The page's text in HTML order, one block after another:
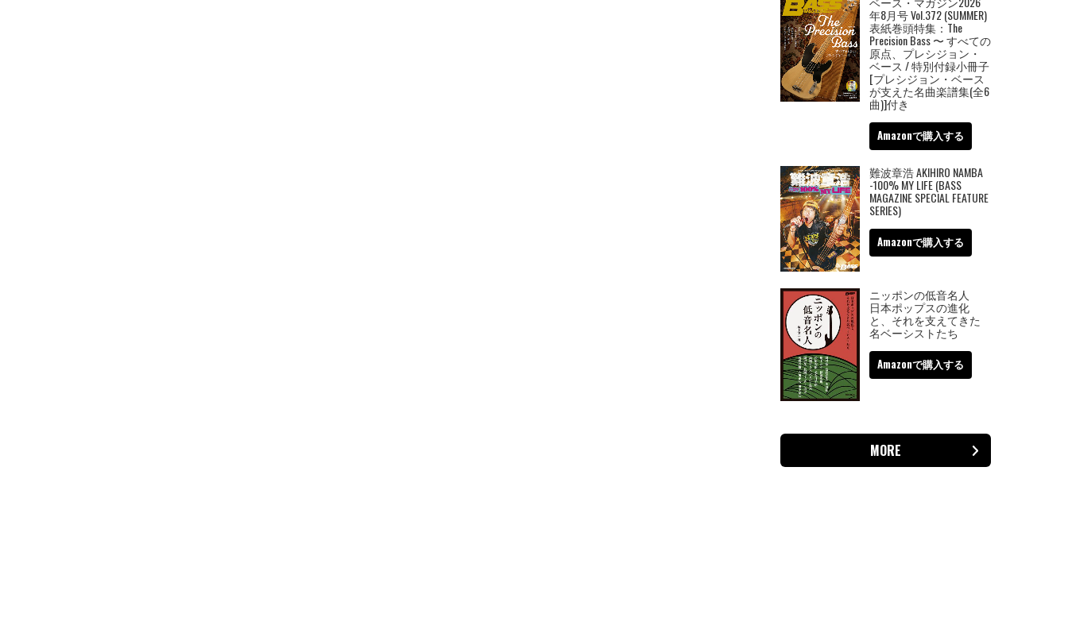
年8月号 Vol.372 (SUMMER)
表紙巻頭特集：The
Precision Bass 〜 すべての
原点、プレシジョン・
ベース / 特別付録小冊子
[プレシジョン・ベース
が支えた名曲楽譜集(全6
曲)]付き
Amazonで購入する
難波章浩 AKIHIRO NAMBA
-100% MY LIFE (BASS
MAGAZINE SPECIAL FEATURE
SERIES)
Amazonで購入する
ニッポンの低音名人
日本ポップスの進化
と、それを支えてきた
名ベーシストたち
Amazonで購入する
MORE